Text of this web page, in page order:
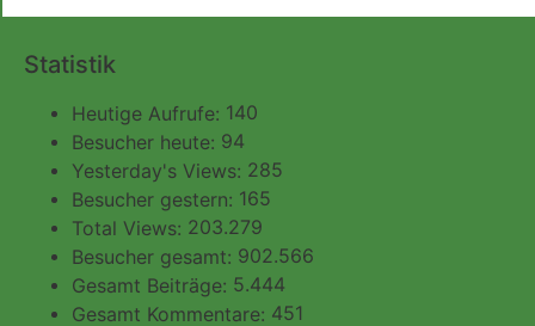
Statistik
Heutige Aufrufe: 140
Besucher heute: 94
Yesterday's Views: 285
Besucher gestern: 165
Total Views: 203.279
Besucher gesamt: 902.566
Gesamt Beiträge: 5.444
Gesamt Kommentare: 451